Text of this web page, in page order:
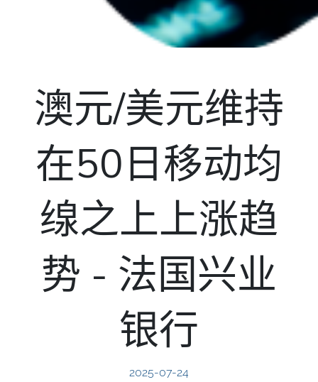
澳元/美元维持
在50日移动均
缐之上上涨趋
势 - 法国兴业
银行
2025-07-24